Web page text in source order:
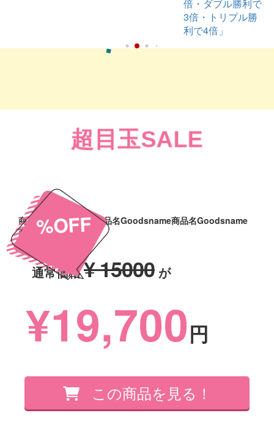
超目玉SALE
%OFF
商品名Goodsname商品名Goodsname商品名Goodsname
商品名Goodsname
通常価格¥ 15000 が
¥19,700円